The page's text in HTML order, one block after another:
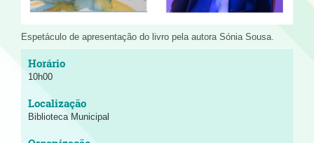
Espetáculo de apresentação do livro pela autora Sónia Sousa.
10h00
Biblioteca Municipal